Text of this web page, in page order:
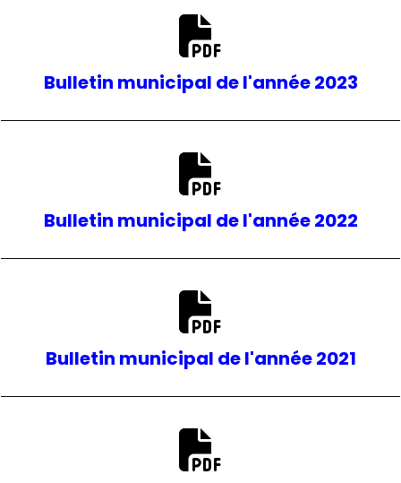
Bulletin municipal de l'année 2023
Bulletin municipal de l'année 2022
Bulletin municipal de l'année 2021